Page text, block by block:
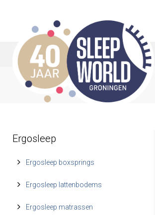
Ergosleep
Ergosleep boxsprings
Ergosleep lattenbodems
Ergosleep matrassen